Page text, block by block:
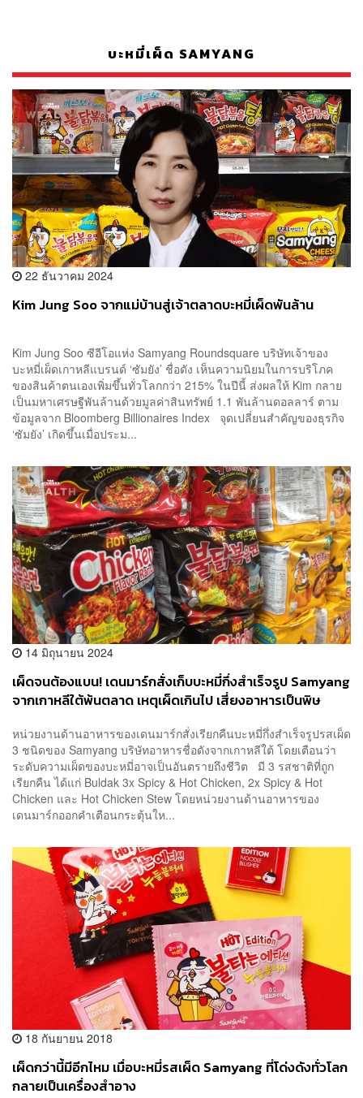
บะหมี่เผ็ด SAMYANG
22 ธันวาคม 2024
Kim Jung Soo จากแม่บ้านสู่เจ้าตลาดบะหมี่เผ็ดพันล้าน
Kim Jung Soo ซีอีโอแห่ง Samyang Roundsquare บริษัทเจ้าของ
บะหมี่เผ็ดเกาหลีแบรนด์ ‘ซัมยัง’ ชื่อดัง เห็นความนิยมในการบริโภค
ของสินค้าตนเองเพิ่มขึ้นทั่วโลกกว่า 215% ในปีนี้ ส่งผลให้ Kim กลาย
เป็นมหาเศรษฐีพันล้านด้วยมูลค่าสินทรัพย์ 1.1 พันล้านดอลลาร์ ตาม
ข้อมูลจาก Bloomberg Billionaires Index จุดเปลี่ยนสำคัญของธุรกิจ
‘ซัมยัง’ เกิดขึ้นเมื่อประม...
14 มิถุนายน 2024
เผ็ดจนต้องแบน! เดนมาร์กสั่งเก็บบะหมี่กึ่งสำเร็จรูป Samyang
จากเกาหลีใต้พ้นตลาด เหตุเผ็ดเกินไป เสี่ยงอาหารเป็นพิษ
หน่วยงานด้านอาหารของเดนมาร์กสั่งเรียกคืนบะหมี่กึ่งสำเร็จรูปรสเผ็ด
3 ชนิดของ Samyang บริษัทอาหารชื่อดังจากเกาหลีใต้ โดยเตือนว่า
ระดับความเผ็ดของบะหมี่อาจเป็นอันตรายถึงชีวิต มี 3 รสชาติที่ถูก
เรียกคืน ได้แก่ Buldak 3x Spicy & Hot Chicken, 2x Spicy & Hot
Chicken และ Hot Chicken Stew โดยหน่วยงานด้านอาหารของ
เดนมาร์กออกคำเตือนกระตุ้นให...
18 กันยายน 2018
เผ็ดกว่านี้มีอีกไหม เมื่อบะหมี่รสเผ็ด Samyang ที่โด่งดังทั่วโลก
กลายเป็นเครื่องสำอาง